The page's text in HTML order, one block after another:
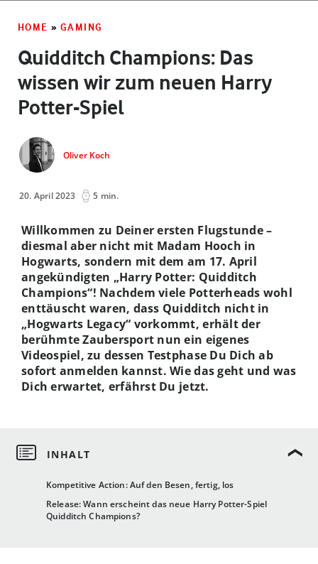
HOME » GAMING
Quidditch Champions: Das
wissen wir zum neuen Harry
Potter-Spiel
Oliver Koch
20. April 2023 5 min.
Kompetitive Action: Auf den Besen, fertig, los
Release: Wann erscheint das neue Harry Potter-Spiel
Quidditch Champions?
Willkommen zu Deiner ersten Flugstunde –
diesmal aber nicht mit Madam Hooch in
Hogwarts, sondern mit dem am 17. April
angekündigten „Harry Potter: Quidditch
Champions“! Nachdem viele Potterheads wohl
enttäuscht waren, dass Quidditch nicht in
„Hogwarts Legacy“ vorkommt, erhält der
berühmte Zaubersport nun ein eigenes
Videospiel, zu dessen Testphase Du Dich ab
sofort anmelden kannst. Wie das geht und was
Dich erwartet, erfährst Du jetzt.